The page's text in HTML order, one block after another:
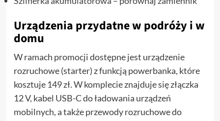
Urządzenia przydatne w podróży i w
domu
W ramach promocji dostępne jest urządzenie
rozruchowe (starter) z funkcją powerbanka, które
kosztuje 149 zł. W komplecie znajduje się złączka
12 V, kabel USB-C do ładowania urządzeń
mobilnych, a także przewody rozruchowe do